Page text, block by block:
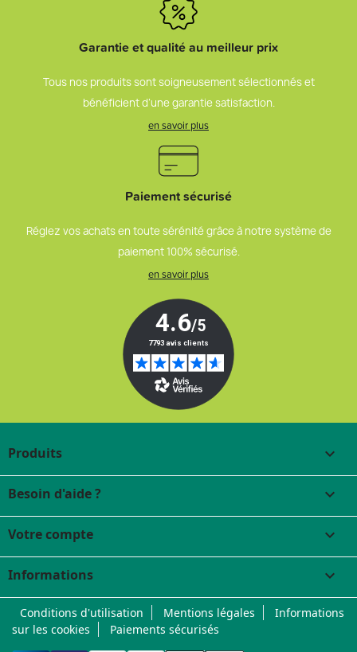
Garantie et qualité au meilleur prix
Tous nos produits sont soigneusement sélectionnés et
bénéficient d’une garantie satisfaction.
en savoir plus
Paiement sécurisé
Réglez vos achats en toute sérénité grâce à notre système de
paiement 100% sécurisé.
en savoir plus
Produits 
Besoin d'aide ? 
Votre compte 
Informations keyboard_arrow_down
Conditions d'utilisation Mentions légales
Informations
sur les cookies
Paiements sécurisés